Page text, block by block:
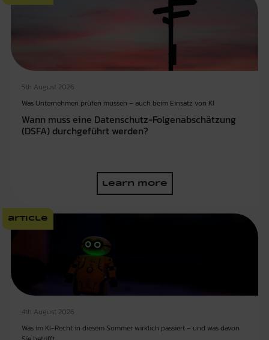
5th August 2026
Was Unternehmen prüfen müssen – auch beim Einsatz von KI
Wann muss eine Datenschutz-Folgenabschätzung
(DSFA) durchgeführt werden?
learn more
article
4th August 2026
Was im KI-Recht in diesem Sommer wirklich passiert – und was davon